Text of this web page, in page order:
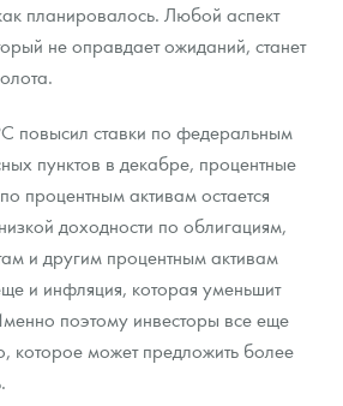
планировалось. Любой аспект
не оправдает ожиданий, станет
повысил ставки по федеральным
пунктов в декабре, процентные
процентным активам остается
доходности по облигациям,
и другим процентным активам
и инфляция, которая уменьшит
поэтому инвесторы все еще
которое может предложить более